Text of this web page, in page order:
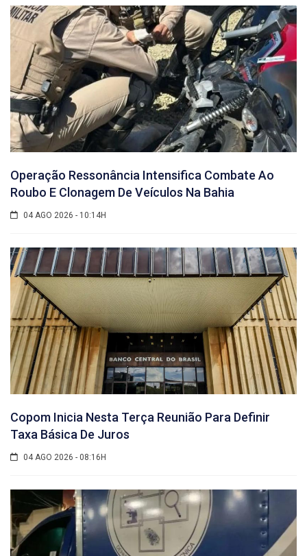
Operação Ressonância Intensifica Combate Ao
Roubo E Clonagem De Veículos Na Bahia
04 AGO 2026 - 10:14H
Copom Inicia Nesta Terça Reunião Para Definir
Taxa Básica De Juros
04 AGO 2026 - 08:16H